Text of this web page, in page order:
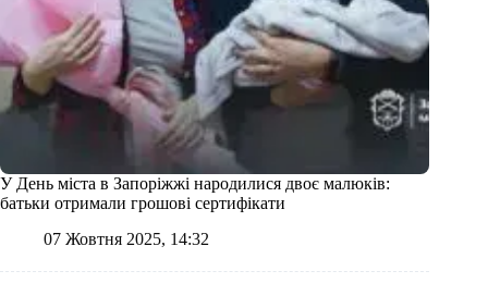
У День міста в Запоріжжі народилися двоє малюків:
батьки отримали грошові сертифікати
07 Жовтня 2025, 14:32